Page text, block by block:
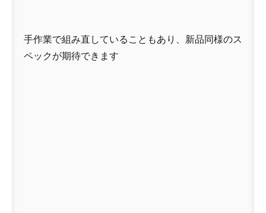
手作業で組み直していることもあり、新品同様のス
ペックが期待できます